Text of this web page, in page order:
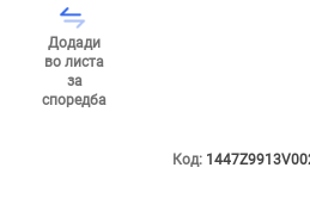
Додади
во листа
за
споредба
Код: